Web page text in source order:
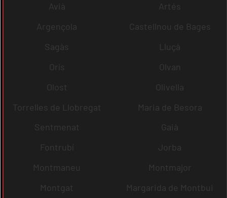
Avià
Artés
Argençola
Castellnou de Bages
Sagàs
Lluçà
Orís
Olvan
Olost
Olivella
Torrelles de Llobregat
Maria de Besora
Sentmenat
Gaià
Fontrubí
Jorba
Montmaneu
Montmajor
Montgat
Margarida de Montbui